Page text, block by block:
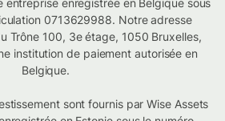
entreprise enregistrée en Belgique sous
0713629988. Notre adresse
Trône 100, 3e étage, 1050 Bruxelles,
institution de paiement autorisée en
Belgique.
sont fournis par Wise Assets